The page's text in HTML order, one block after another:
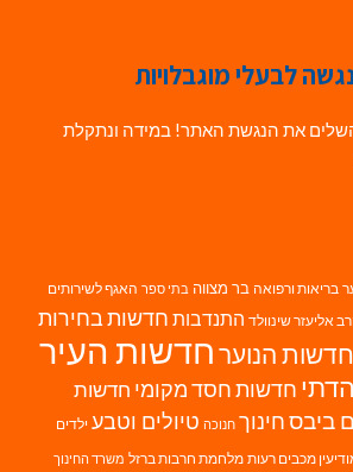
לבעלי מוגבלויות
את הנגשת האתר! במידה ונתקלת
בריאות ורפואה בר מצווה בתי ספר האגף לשירותים
אליעזר שינוולד התנדבות חדשות בחירות
חדשות הנוערחדשות העיר
חדשות חסד מקומי חדשות
ביבסחינוך חנוכה טיולים וטבע ילדים
מכבים רעות מלחמת חרבות ברזל משרד החינוך